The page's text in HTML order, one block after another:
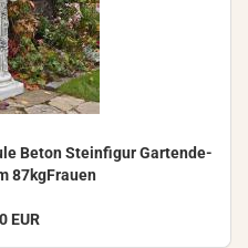
Beton Stein­fi­gur Gar­ten­de­
87kgFrauen
EUR